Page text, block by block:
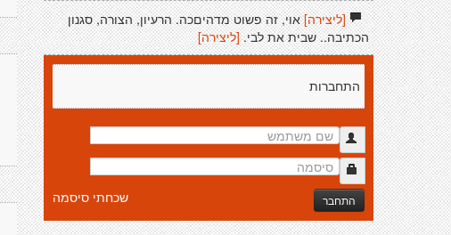
[ליצירה]אוי, זה פשוט מדהיםכה. הרעיון, הצורה, סגנון
הכתיבה.. שבית את לבי. [ליצירה]
התחברות
התחבר שכחתי סיסמה